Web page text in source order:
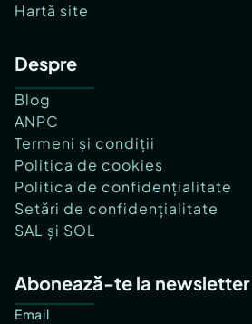
Hartă site
Despre
Blog
ANPC
Termeni și condiții
Politica de cookies
Politica de confidențialitate
Setări de confidențialitate
SAL și SOL
Abonează-te la newsletter
Email